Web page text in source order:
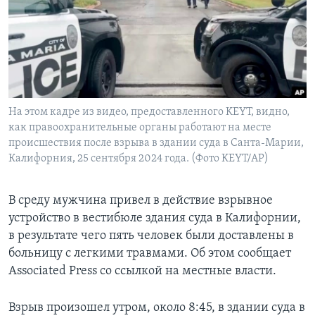
Learning English
СОЦИАЛЬНЫЕ СЕТИ
Языки
На этом кадре из видео, предоставленного KEYT, видно,
как правоохранительные органы работают на месте
происшествия после взрыва в здании суда в Санта-Марии,
Калифорния, 25 сентября 2024 года. (Фото KEYT/AP)
В среду мужчина привел в действие взрывное
устройство в вестибюле здания суда в Калифорнии,
в результате чего пять человек были доставлены в
больницу с легкими травмами. Об этом сообщает
Associated Press со ссылкой на местные власти.
Взрыв произошел утром, около 8:45, в здании суда в